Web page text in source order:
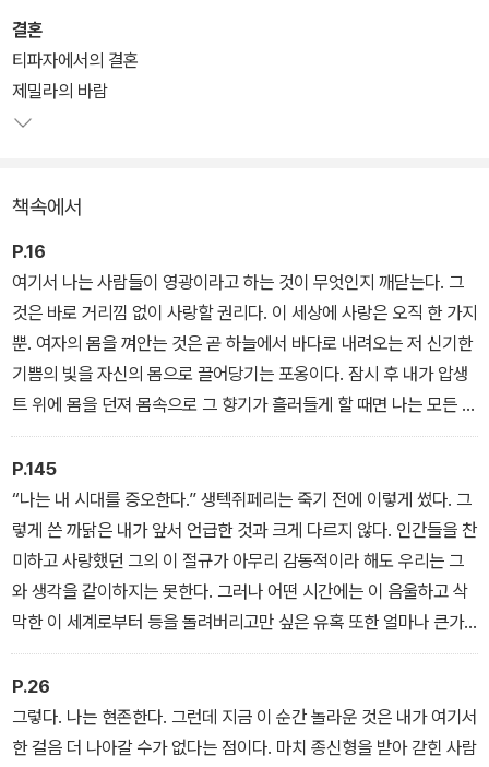
결혼
티파자에서의 결혼
제밀라의 바람
책속에서
P.16
여기서 나는 사람들이 영광이라고 하는 것이 무엇인지 깨닫는다. 그
것은 바로 거리낌 없이 사랑할 권리다. 이 세상에 사랑은 오직 한 가지
뿐. 여자의 몸을 껴안는 것은 곧 하늘에서 바다로 내려오는 저 신기한
기쁨의 빛을 자신의 몸으로 끌어당기는 포옹이다. 잠시 후 내가 압생
트 위에 몸을 던져 몸속으로 그 향기가 흘러들게 할 때면 나는 모든 선
입견과 맞서서 하나의 진실을 성취하고 있다는 것을 의식하게 될 것
이다. 그것은 다름 아닌 태양의 진실이지만 동시에 나의 죽음이라는
진실이기도 할 것이다. 어떤 의미에서는, 내가 지금 도박하는 것은 분
명 나의 삶이다.
― 〈티파자에서의 결혼〉
P.145
“나는 내 시대를 증오한다.” 생텍쥐페리는 죽기 전에 이렇게 썼다. 그
렇게 쓴 까닭은 내가 앞서 언급한 것과 크게 다르지 않다. 인간들을 찬
미하고 사랑했던 그의 이 절규가 아무리 감동적이라 해도 우리는 그
와 생각을 같이하지는 못한다. 그러나 어떤 시간에는 이 음울하고 삭
막한 이 세계로부터 등을 돌려버리고만 싶은 유혹 또한 얼마나 큰가!
그러나 이 시대는 우리의 것이고 우리는 우리 자신을 증오하며 살 수
는 없다. 이 시대는 그 결점들의 과다만이 아니라 그 미덕들의 과잉 때
문에 “나는 있는 힘을 다해서 나의 시대를 증오한다. 인간은 이 시대
에 목이 말라 죽어간다.” 이토록 밑바닥으로 추락했다. 우리는 그 미
P.26
그렇다. 나는 현존한다. 그런데 지금 이 순간 놀라운 것은 내가 여기서
한 걸음 더 나아갈 수가 없다는 점이다. 마치 종신형을 받아 갇힌 사람